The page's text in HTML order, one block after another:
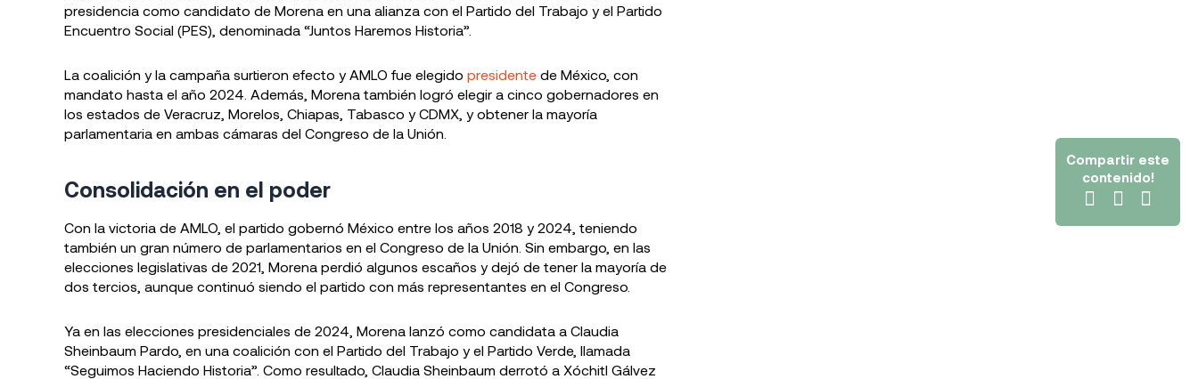
Compartir este
contenido!
presidencia como candidato de Morena en una alianza con el Partido del Trabajo y el Partido
Encuentro Social (PES), denominada “Juntos Haremos Historia”.
La coalición y la campaña surtieron efecto y AMLO fue elegido presidente de México, con
mandato hasta el año 2024. Además, Morena también logró elegir a cinco gobernadores en
los estados de Veracruz, Morelos, Chiapas, Tabasco y CDMX, y obtener la mayoría
parlamentaria en ambas cámaras del Congreso de la Unión.
Consolidación en el poder
Con la victoria de AMLO, el partido gobernó México entre los años 2018 y 2024, teniendo
también un gran número de parlamentarios en el Congreso de la Unión. Sin embargo, en las
elecciones legislativas de 2021, Morena perdió algunos escaños y dejó de tener la mayoría de
dos tercios, aunque continuó siendo el partido con más representantes en el Congreso.
Ya en las elecciones presidenciales de 2024, Morena lanzó como candidata a Claudia
Sheinbaum Pardo, en una coalición con el Partido del Trabajo y el Partido Verde, llamada
“Seguimos Haciendo Historia”. Como resultado, Claudia Sheinbaum derrotó a Xóchitl Gálvez